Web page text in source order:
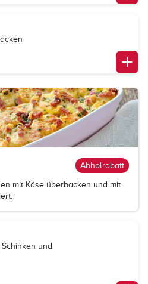
Abholrabatt
mit Käse überbacken und mit
und